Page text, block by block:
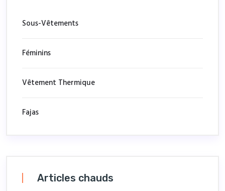
Sous-Vêtements
Féminins
Vêtement Thermique
Fajas
Articles chauds